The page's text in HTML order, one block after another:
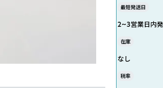
最短発送日
2~3営業日内
在庫
なし
税率